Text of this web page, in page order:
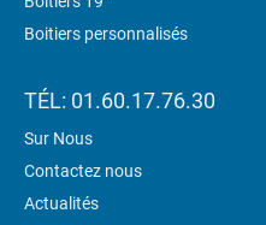
Boitiers personnalisés
TÉL: 01.60.17.76.30
Sur Nous
Contactez nous
Actualités